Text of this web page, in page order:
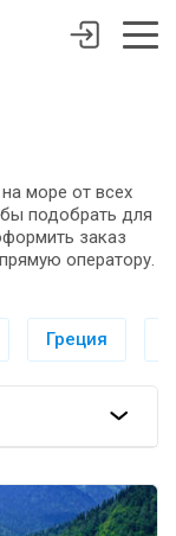
море от всех
подобрать для
заказ
оператору.
Греция